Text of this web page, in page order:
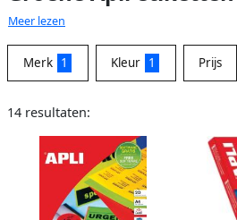
Meer lezen
Merk 1 Kleur 1 Prijs
14 resultaten: